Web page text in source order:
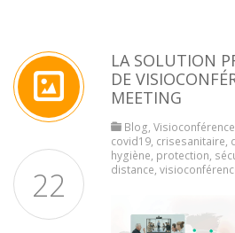
22
LA SOLUTION
DE
MEETING
Blog, Visioconférence
covid19, crisesanitaire,
hygiène, protection,
distance,